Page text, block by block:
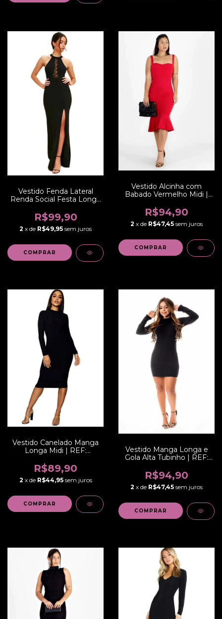
Vestido Fenda Lateral
Renda Social Festa Longo
R$99,90
2 x de R$49,95 sem juros
COMPRAR
Vestido Alcinha com
Babado Vermelho Midi |
R$94,90
2 x de R$47,45 sem juros
COMPRAR
Vestido Canelado Manga
Longa Midi | REF:
R$89,90
2 x de R$44,95 sem juros
COMPRAR
Vestido Manga Longa e
Gola Alta Tubinho | REF:
R$94,90
2 x de R$47,45 sem juros
COMPRAR